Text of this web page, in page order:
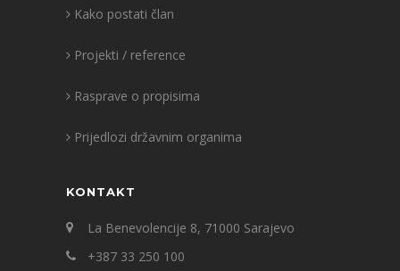
Kako postati član
Projekti / reference
Rasprave o propisima
Prijedlozi državnim organima
KONTAKT
La Benevolencije 8, 71000 Sarajevo
+387 33 250 100